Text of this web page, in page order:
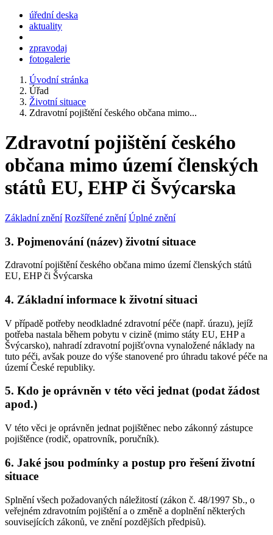
úřední deska
aktuality
zpravodaj
fotogalerie
Úvodní stránka
Úřad
Životní situace
Zdravotní pojištění českého občana mimo...
Zdravotní pojištění českého
občana mimo území členských
států EU, EHP či Švýcarska
Základní znění Rozšířené znění Úplné znění
3. Pojmenování (název) životní situace
Zdravotní pojištění českého občana mimo území členských států
EU, EHP či Švýcarska
4. Základní informace k životní situaci
V případě potřeby neodkladné zdravotní péče (např. úrazu), jejíž
potřeba nastala během pobytu v cizině (mimo státy EU, EHP a
Švýcarsko), nahradí zdravotní pojišťovna vynaložené náklady na
tuto péči, avšak pouze do výše stanovené pro úhradu takové péče na
území České republiky.
5. Kdo je oprávněn v této věci jednat (podat žádost
apod.)
V této věci je oprávněn jednat pojištěnec nebo zákonný zástupce
pojištěnce (rodič, opatrovník, poručník).
6. Jaké jsou podmínky a postup pro řešení životní
situace
Splnění všech požadovaných náležitostí (zákon č. 48/1997 Sb., o
veřejném zdravotním pojištění a o změně a doplnění některých
souvisejících zákonů, ve znění pozdějších předpisů).